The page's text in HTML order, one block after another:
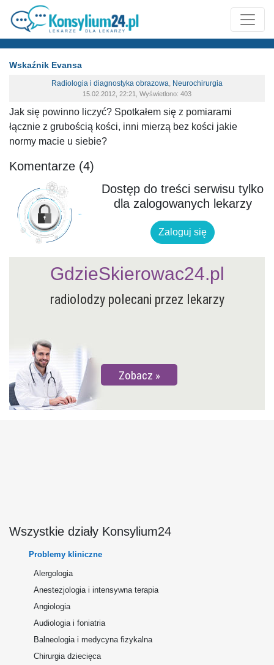
Wskaźnik Evansa
Radiologia i diagnostyka obrazowa, Neurochirurgia
15.02.2012, 22:21, Wyświetlono: 403
Jak się powinno liczyć? Spotkałem się z pomiarami
łącznie z grubością kości, inni mierzą bez kości jakie
normy macie u siebie?
Komentarze (4)
Dostęp do treści serwisu tylko
dla zalogowanych lekarzy
Zaloguj się
radiolodzy polecani przez lekarzy
Zobacz
GdzieSkierowac24.pl
Wszystkie działy Konsylium24
Problemy kliniczne
Alergologia
Anestezjologia i intensywna terapia
Angiologia
Audiologia i foniatria
Balneologia i medycyna fizykalna
Chirurgia dziecięca